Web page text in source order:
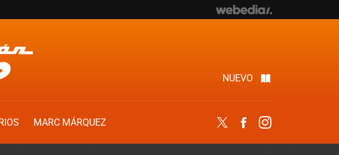
NUEVO
MARC MÁRQUEZ
Twitter Facebook